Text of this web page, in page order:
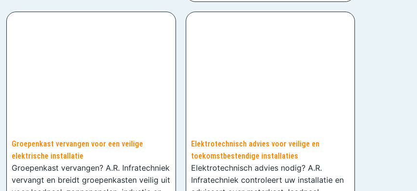
Groepenkast vervangen voor een veilige
elektrische installatie
Groepenkast vervangen? A.R. Infratechniek
vervangt en breidt groepenkasten veilig uit
Elektrotechnisch advies voor veilige en
toekomstbestendige installaties
Elektrotechnisch advies nodig? A.R.
Infratechniek controleert uw installatie en